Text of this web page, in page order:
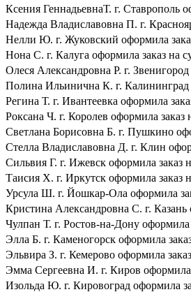
Ксения ГеннадьевнаТ. г. Ставрополь
Надежда Владиславовна П. г.
Нелли Ю. г. Жуковский оформила
Нона С. г. Калуга оформила заказ на
Олеся Александровна Р. г.
Полина Ильинична К. г. Калининград
Регина Т. г. Ивантеевка оформила
Роксана Ч. г. Королев оформила
Светлана Борисовна Б. г. Пушкино
Стелла Владиславовна Д. г. Клин
Сильвия Г. г. Ижевск оформила заказ
Таисия Х. г. Иркутск оформила заказ
Урсула Ш. г. Йошкар-Ола оформила
Кристина Александровна С. г.
Чулпан Т. г. Ростов-на-Дону
Элла Б. г. Каменогорск оформила
Эльвира З. г. Кемерово оформила
Эмма Сергеевна И. г. Киров оформила
Изольда Ю. г. Кировоград оформила